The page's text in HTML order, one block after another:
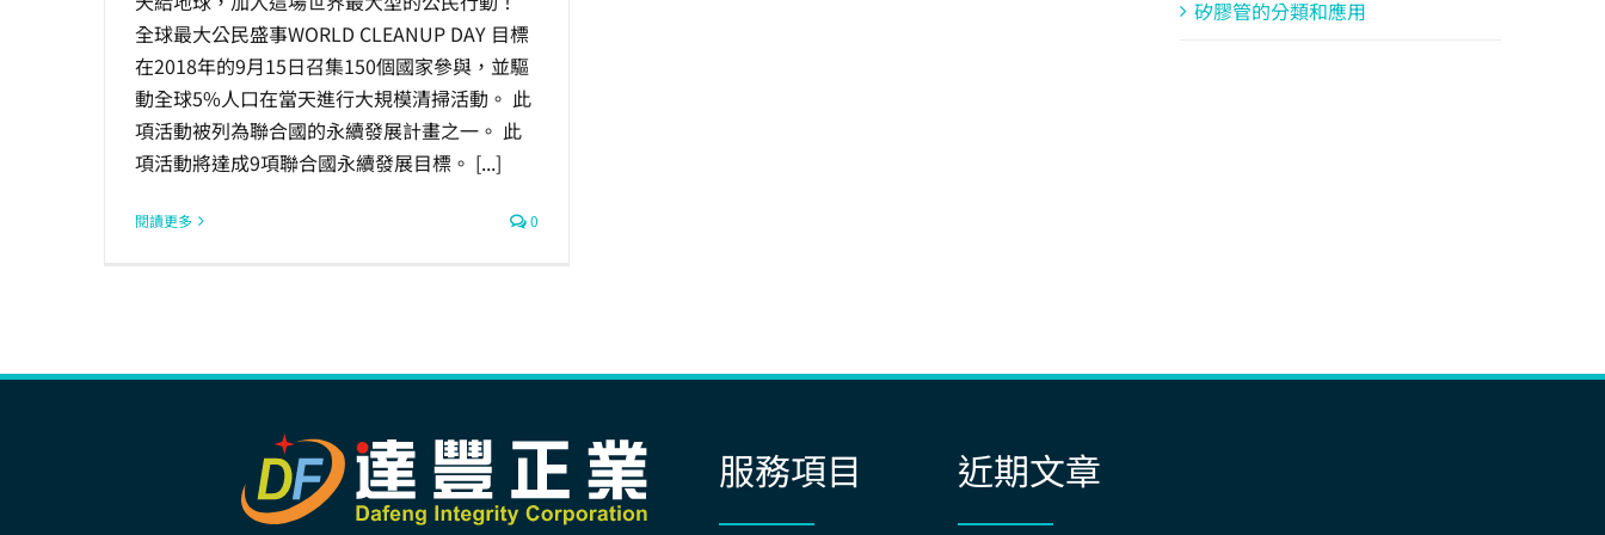
全球最大公民盛事WORLD CLEANUP DAY 目標
在2018年的9月15日召集150個國家參與，並驅
動全球5%人口在當天進行大規模清掃活動。 此
項活動被列為聯合國的永續發展計畫之一。 此
項活動將達成9項聯合國永續發展目標。 [...]
閱讀更多 0
矽膠管的分類和應用
服務項目 近期文章